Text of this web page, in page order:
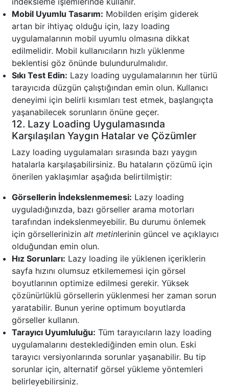
Mobil Uyumlu Tasarım: Mobilden erişim giderek
artan bir ihtiyaç olduğu için, lazy loading
uygulamalarının mobil uyumlu olmasına dikkat
edilmelidir. Mobil kullanıcıların hızlı yüklenme
beklentisi göz önünde bulundurulmalıdır.
Sıkı Test Edin: Lazy loading uygulamalarının her türlü
tarayıcıda düzgün çalıştığından emin olun. Kullanıcı
deneyimi için belirli kısımları test etmek, başlangıçta
yaşanabilecek sorunların önüne geçer.
12. Lazy Loading Uygulamasında
Karşılaşılan Yaygın Hatalar ve Çözümler
Lazy loading uygulamaları sırasında bazı yaygın
hatalarla karşılaşabilirsiniz. Bu hataların çözümü için
önerilen yaklaşımlar aşağıda belirtilmiştir:
Görsellerin İndekslenmemesi: Lazy loading
uyguladığınızda, bazı görseller arama motorları
tarafından indekslenmeyebilir. Bu durumu önlemek
için görsellerinizin alt metinlerinin güncel ve açıklayıcı
olduğundan emin olun.
Hız Sorunları: Lazy loading ile yüklenen içeriklerin
sayfa hızını olumsuz etkilememesi için görsel
boyutlarının optimize edilmesi gerekir. Yüksek
çözünürlüklü görsellerin yüklenmesi her zaman sorun
yaratabilir. Bunun yerine optimum boyutlarda
görseller kullanın.
Tarayıcı Uyumluluğu: Tüm tarayıcıların lazy loading
uygulamalarını desteklediğinden emin olun. Eski
tarayıcı versiyonlarında sorunlar yaşanabilir. Bu tip
sorunlar için, alternatif görsel yükleme yöntemleri
belirleyebilirsiniz.